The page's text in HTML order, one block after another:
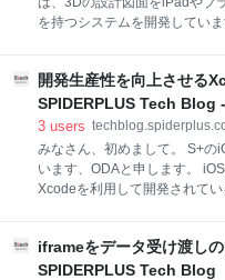
brew install fzf 等でも入れるこ
ケージマネージャ経由で入れ
バインドを有効にする際
を持つシステムを開発してい
ないので、設定の考え方を中
雑把な環境: viteとReactを使
SSH接続が可能なリモートサ
す。 対象読者 viteを利用して
トをなんとかHMR化したい 特
後からviteを導入した場合は
Apacheとかリバースプロキシ
導入経緯 HMR(Hot Module
開発生産性を向上させる
SPIDERPLUS Tech Blog
3 users
みなさん、初めまして。 S+の
います、ODAと申します。
Xcodeを利用して開発されて
の設定/コマンドを紹介いたし
コマンドや機能によって、開発
iframeをデータ受け渡し
SPIDERPLUS Tech Blog